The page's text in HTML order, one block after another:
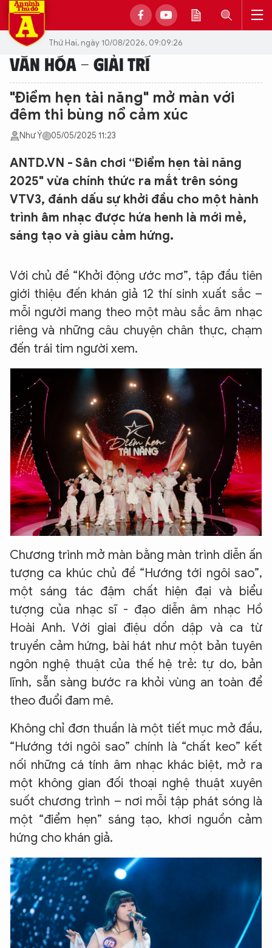
Thứ Hai, ngày 10/08/2026, 09:09:26
VĂN HÓA - GIẢI TRÍ
"Điểm hẹn tài năng" mở màn với
đêm thi bùng nổ cảm xúc
Như Ý 05/05/2025 11:23
ANTD.VN - Sân chơi “Điểm hẹn tài năng
2025" vừa chính thức ra mắt trên sóng
VTV3, đánh dấu sự khởi đầu cho một hành
trình âm nhạc được hứa henh là mới mẻ,
sáng tạo và giàu cảm hứng.
Với chủ đề “Khởi động ước mơ”, tập đầu tiên
giới thiệu đến khán giả 12 thí sinh xuất sắc –
mỗi người mang theo một màu sắc âm nhạc
riêng và những câu chuyện chân thực, chạm
đến trái tim người xem.
Chương trình mở màn bằng màn trình diễn ấn
tượng ca khúc chủ đề “Hướng tới ngôi sao”,
một sáng tác đậm chất hiện đại và biểu
tượng của nhạc sĩ - đạo diễn âm nhạc Hồ
Hoài Anh. Với giai điệu dồn dập và ca từ
truyền cảm hứng, bài hát như một bản tuyên
ngôn nghệ thuật của thế hệ trẻ: tự do, bản
lĩnh, sẵn sàng bước ra khỏi vùng an toàn để
theo đuổi đam mê.
Không chỉ đơn thuần là một tiết mục mở đầu,
“Hướng tới ngôi sao” chính là “chất keo” kết
nối những cá tính âm nhạc khác biệt, mở ra
một không gian đối thoại nghệ thuật xuyên
suốt chương trình – nơi mỗi tập phát sóng là
một “điểm hẹn” sáng tạo, khơi nguồn cảm
hứng cho khán giả.